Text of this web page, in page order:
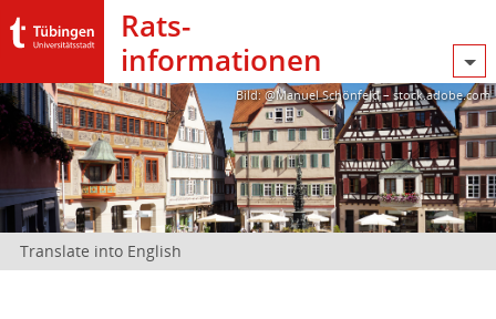
Rats­
informationen
Bild: @Manuel Schönfeld – stock.adobe.com
Translate into English